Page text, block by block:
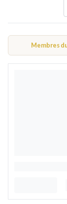
BOUCLES
BRACELET
Membres